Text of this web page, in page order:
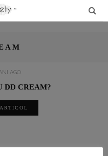
AGO
DD CREAM?